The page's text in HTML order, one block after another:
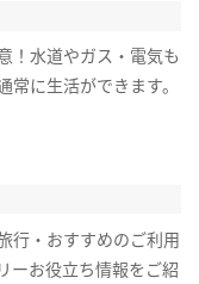
！水道やガス・電気も
に生活ができます。
行・おすすめのご利用
ーお役立ち情報をご紹